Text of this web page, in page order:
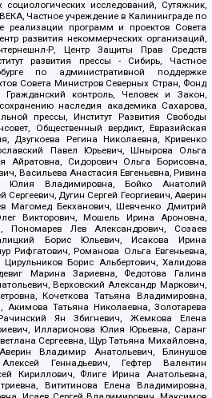
социологических исследований, Сутяжник,
Частное учреждение в Калининграде по
реализации программ и проектов Совета
развития некоммерческих организаций,
Р, Центр Защиты Прав Средств
развития прессы - Сибирь, Частное
по административной поддержке
Совета Министров Северных Стран, Фонд
контроль, Человек и Закон,
наследия академика Сахарова,
прессы, Институт Развития Свободы
Общественный вердикт, Евразийская
Дзугкоева Регина Николаевна, Кривенко
Павел Юрьевич, Шнырова Ольга
Сидорович Ольга Борисовна,
Васильева Анастасия Евгеньевна, Ривина
Юлия Владимировна, Бойко Анатолий
Дугин Сергей Георгиевич, Аверин
Магомед Бекханович, Шевченко Дмитрий
Викторович, Мошель Ирина Ароновна,
Пономарев Лев Александрович, Созаев
Борис Юльевич, Исакова Ирина
Рифгатович, Романова Ольга Евгеньевна,
Борис Альбертович, Халидова
Марина Зариевна, Федотова Галина
Верховский Александр Маркович,
Кочеткова Татьяна Владимировна,
Акимова Татьяна Николаевна, Золотарева
Ян Збигневич, Жемкова Елена
Илларионова Юлия Юрьевна, Саранг
Сергеевна, Щур Татьяна Михайловна,
Владимир Анатольевич, Блинушов
Геннадьевич, Гефтер Валентин
Кириллович, Флиге Ирина Анатольевна,
Вититинова Елена Владимировна,